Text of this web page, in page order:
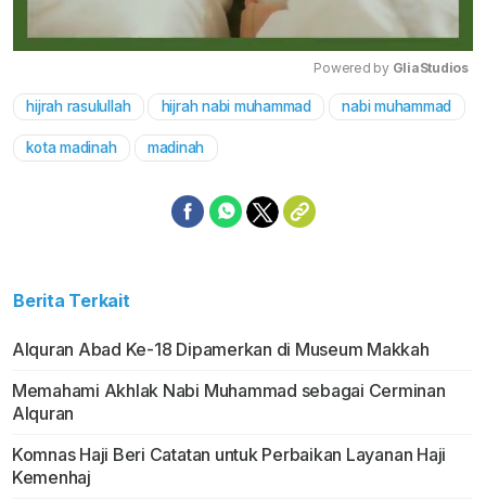
Mute
Powered by GliaStudios
hijrah rasulullah hijrah nabi muhammad nabi muhammad
kota madinah madinah
Berita Terkait
Alquran Abad Ke-18 Dipamerkan di Museum Makkah
Memahami Akhlak Nabi Muhammad sebagai Cerminan
Alquran
Komnas Haji Beri Catatan untuk Perbaikan Layanan Haji
Kemenhaj